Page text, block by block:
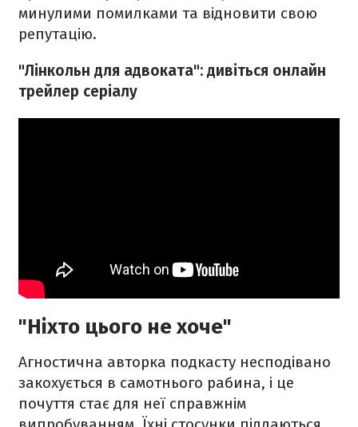
минулими помилками та відновити свою
репутацію.
"Лінкольн для адвоката": дивіться онлайн
трейлер серіалу
"Ніхто цього не хоче"
Агностична авторка подкасту несподівано
закохується в самотнього рабина, і це
почуття стає для неї справжнім